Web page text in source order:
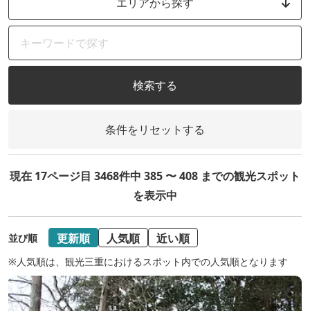
検索する
条件をリセットする
現在 17ページ目 3468件中 385 〜 408 までの観光スポット
を表示中
並び順 更新順 人気順 近い順
※人気順は、観光三重におけるスポット内での人気順となります